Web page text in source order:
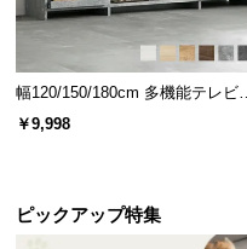
幅120/150/180cm 多機能テレビボ
ード 木目/石目調 オープン収納・
引き出し収納付き
￥9,998
ピックアップ特集